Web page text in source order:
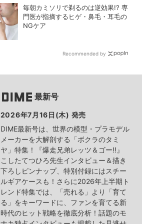
毎朝カミソリで剃るのは逆効果!? 専
門医が指摘するヒゲ・鼻毛・耳毛の
NGケア
Recommended by
最新号
2026年7月16日(木) 発売
DIME最新号は、世界の模型・プラモデル
メーカーを大解剖する「ボクラのタミ
ヤ」特集！『爆走兄弟レッツ＆ゴー!!』
こしたてつひろ先生インタビュー＆描き
下ろしピンナップ、特別付録にはスチー
ルギアケースも！さらに2026年上半期ト
レンド特集では、「売れる」より「育て
る」をキーワードに、ファンを育てる新
時代のヒット戦略を徹底分析！話題のモ